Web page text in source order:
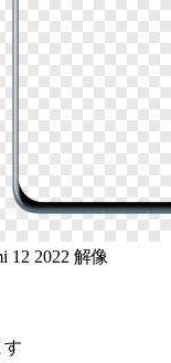
12 2022 解像
す